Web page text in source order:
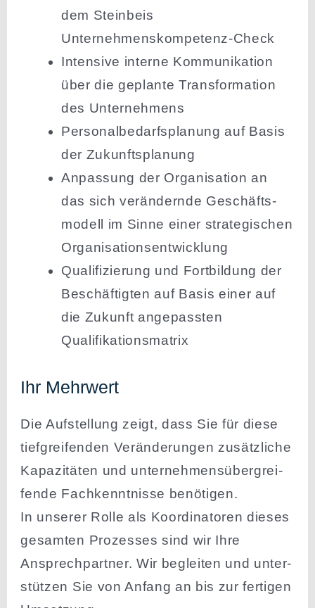
dem Steinbeis
Unternehmenskompetenz-Check
Intensive interne Kommu­ni­kation
über die geplante Trans­for­mation
des Unternehmens
Perso­nal­be­darfs­planung auf Basis
der Zukunftsplanung
Anpassung der Organi­sation an
das sich verän­dernde Geschäfts­
modell im Sinne einer strate­gi­schen
Organisationsentwicklung
Quali­fi­zierung und Fortbildung der
Beschäf­tigten auf Basis einer auf
die Zukunft angepassten
Qualifikationsmatrix
Ihr Mehrwert
Die Aufstellung zeigt, dass Sie für diese
tiefgrei­fenden Verän­de­rungen zusätz­liche
Kapazi­täten und unter­neh­mens­über­grei­
fende Fachkennt­nisse benötigen.
In unserer Rolle als Koordi­na­toren dieses
gesamten Prozesses sind wir Ihre
Ansprech­partner. Wir begleiten und unter­
stützen Sie von Anfang an bis zur fertigen